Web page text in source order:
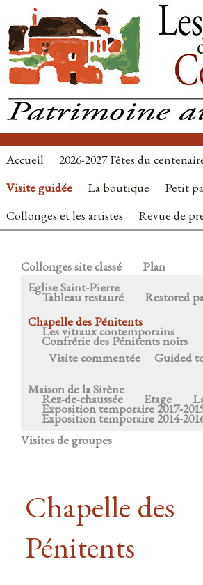
Accueil 2026-2027 Fêtes du
Visite guidée
La boutique
Petit
Collonges et les artistes
Revue de
Collonges site classé
Plan
Eglise Saint-Pierre
Tableau restauré
Restored
Chapelle des Pénitents
Les vitraux contemporains
Confrérie des Pénitents noirs
Visite commentée
Guided
Maison de la Sirène
Rez-de-chaussée Etage
Exposition temporaire 2017-
Exposition temporaire 2014-
Visites de groupes
Chapelle des
Pénitents